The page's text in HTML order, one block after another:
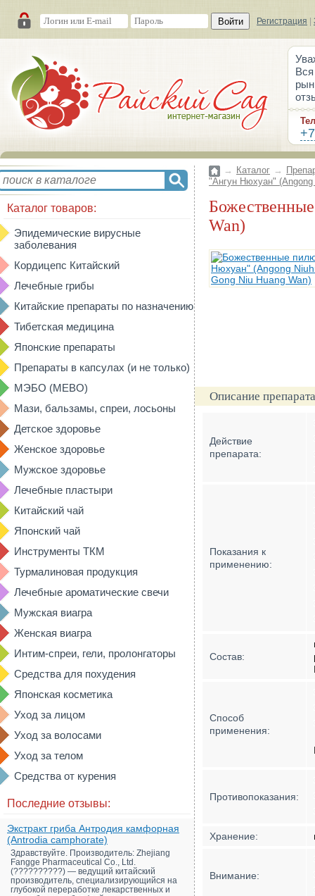
Войти Регистрация
Каталог товаров:
Эпидемические вирусные
заболевания
Кордицепс Китайский
Лечебные грибы
Китайские препараты по назначению
Тибетская медицина
Японские препараты
Препараты в капсулах (и не только)
МЭБО (MEBO)
Мази, бальзамы, спреи, лосьоны
Детское здоровье
Женское здоровье
Мужское здоровье
Лечебные пластыри
Китайский чай
Японский чай
Инструменты ТКМ
Турмалиновая продукция
Лечебные ароматические свечи
Мужская виагра
Женская виагра
Интим-спреи, гели, пролонгаторы
Средства для похудения
Японская косметика
Уход за лицом
Уход за волосами
Уход за телом
Средства от курения
Последние отзывы:
Экстракт гриба Антродия камфорная
(Antrodia camphorate)
Здравствуйте. Производитель: Zhejiang
Fangge Pharmaceutical Co., Ltd.
(??????????) — ведущий китайский
производитель, специализирующийся на
глубокой переработке лекарственных и
→ Каталог →
"Ангун Нюхуан" (Angong
Божественные пилюли "Ангун Нюхуан" (Angong Niuhuang Wan/ An Gong Niu Huang
Wan)
Описание
Действие
препарата:
Показания к
применению:
Состав:
Способ
применения:
Противопоказания:
Хранение:
Внимание: